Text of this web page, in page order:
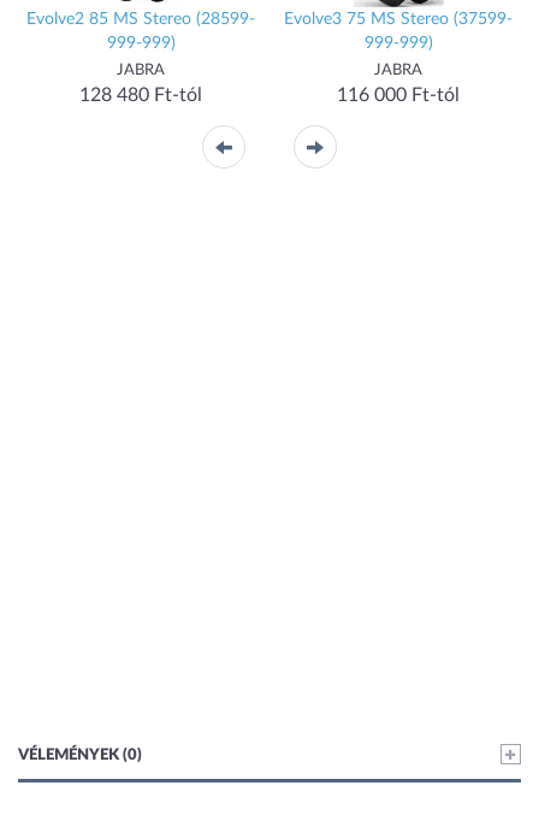
Evolve2 85 MS Stereo (28599-
999-999)
JABRA
128 480 Ft-tól
Evolve3 75 MS Stereo (37599-
999-999)
JABRA
116 000 Ft-tól
VÉLEMÉNYEK (0)